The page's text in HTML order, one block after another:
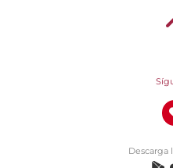
Descarga